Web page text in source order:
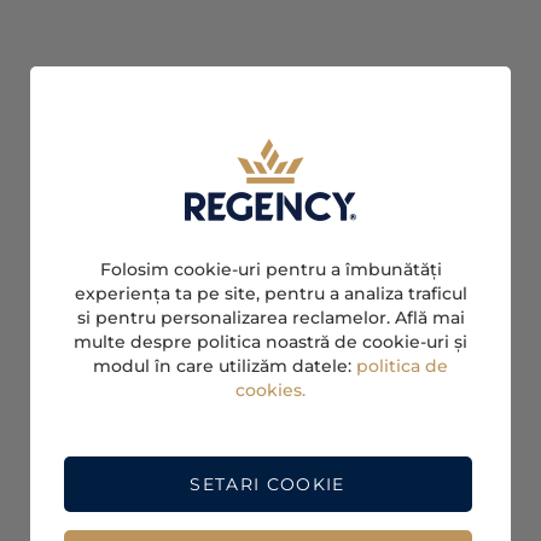
Folosim cookie-uri pentru a îmbunătăți
experiența ta pe site, pentru a analiza traficul
si pentru personalizarea reclamelor. Află mai
multe despre politica noastră de cookie-uri și
modul în care utilizăm datele: politica de
cookies.
SETARI COOKIE